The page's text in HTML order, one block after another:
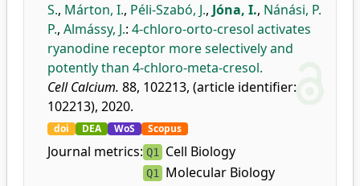
S., Márton, I., Péli-Szabó, J., Jóna, I., Nánási, P.
P., Almássy, J.: 4-chloro-orto-cresol activates
ryanodine receptor more selectively and
potently than 4-chloro-meta-cresol.
Cell Calcium. 88, 102213, (article identifier:
102213), 2020.
doi DEA WoS Scopus
Journal metrics: Q1 Cell Biology
Q1 Molecular Biology